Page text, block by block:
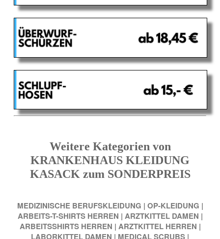
Weitere Kategorien von
KRANKENHAUS KLEIDUNG
KASACK zum SONDERPREIS
MEDIZINISCHE BERUFSKLEIDUNG | OP-KLEIDUNG |
ARBEITS-T-SHIRTS HERREN | ARZTKITTEL DAMEN |
ARBEITSSHIRTS HERREN | ARZTKITTEL HERREN |
LABORKITTEL DAMEN | MEDICAL SCRUBS |